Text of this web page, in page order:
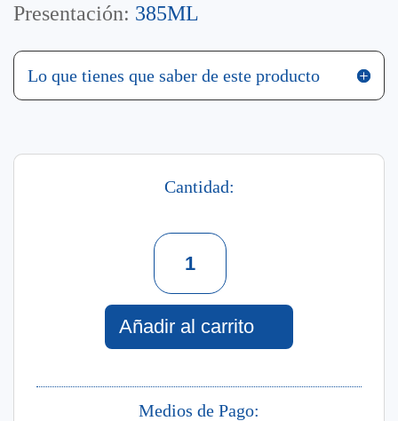
Presentación: 385ML
Lo que tienes que saber de este producto
Cantidad:
Tónico
Hidratante
2
En
1
385
Ml
Añadir al carrito
Medios de Pago: